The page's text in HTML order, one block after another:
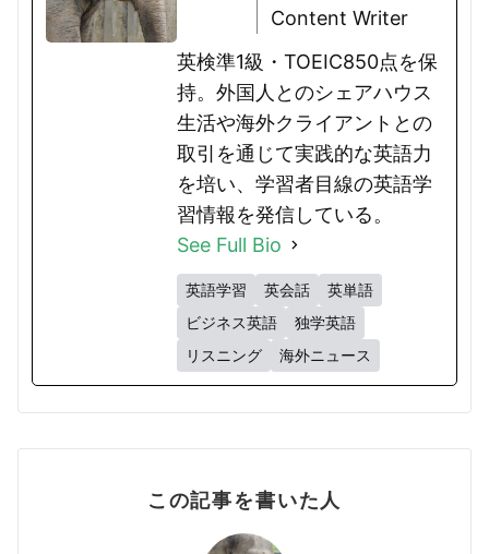
Content Writer
英検準1級・TOEIC850点を保
持。外国人とのシェアハウス
生活や海外クライアントとの
取引を通じて実践的な英語力
を培い、学習者目線の英語学
習情報を発信している。
See Full Bio
英語学習 英会話
英単語
ビジネス英語
独学英語
リスニング
海外ニュース
この記事を書いた人